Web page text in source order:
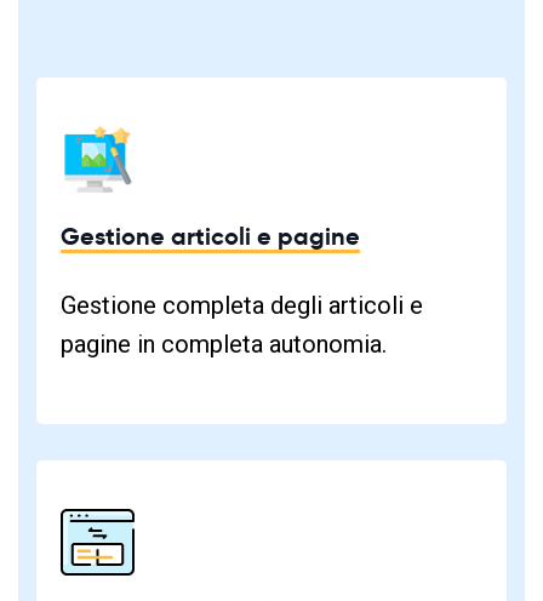
Gestione articoli e pagine
Gestione completa degli articoli e
pagine in completa autonomia.